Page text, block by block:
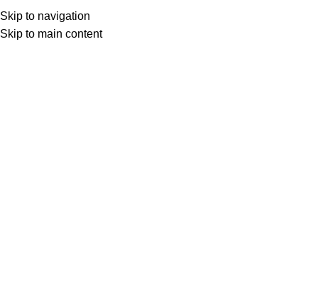
Skip to navigation
Skip to main content